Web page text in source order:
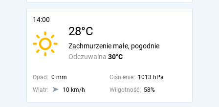
14:00
28°C
Odczuwalna 30°C
Zachmurzenie małe, pogodnie
Opad: 0 mm Ciśnienie: 1013 hPa
Wiatr:
10 km/h Wilgotność: 58%